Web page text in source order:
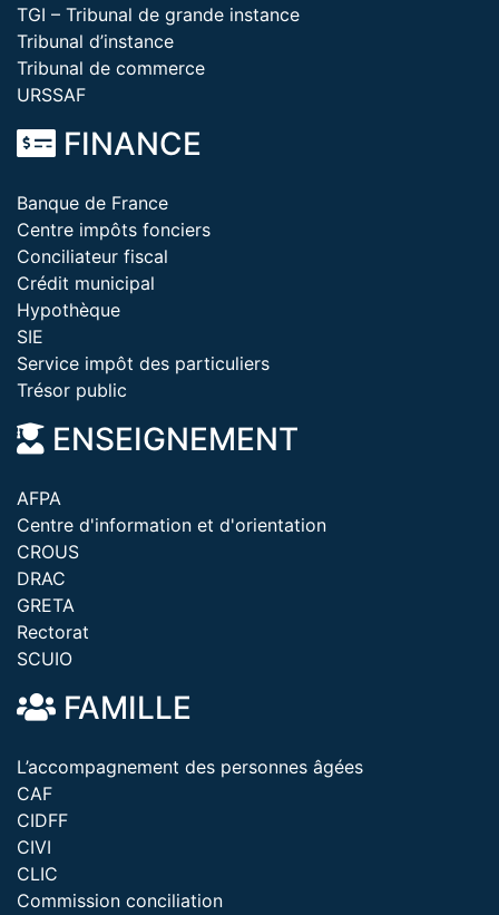
TGI – Tribunal de grande instance
Tribunal d’instance
Tribunal de commerce
URSSAF
FINANCE
Banque de France
Centre impôts fonciers
Conciliateur fiscal
Crédit municipal
Hypothèque
SIE
Service impôt des particuliers
Trésor public
ENSEIGNEMENT
AFPA
Centre d'information et d'orientation
CROUS
DRAC
GRETA
Rectorat
SCUIO
FAMILLE
L’accompagnement des personnes âgées
CAF
CIDFF
CIVI
CLIC
Commission conciliation